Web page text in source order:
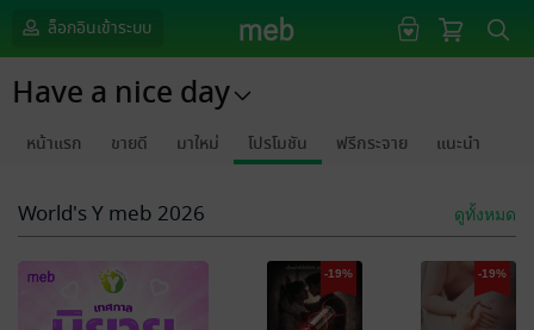
ล็อกอินเข้าระบบ
Have a nice day
หน้าแรก ขายดี มาใหม่ โปรโมชัน ฟรีกระจาย แนะนำ
World's Y meb 2026 ดูทั้งหมด
-19% -19%